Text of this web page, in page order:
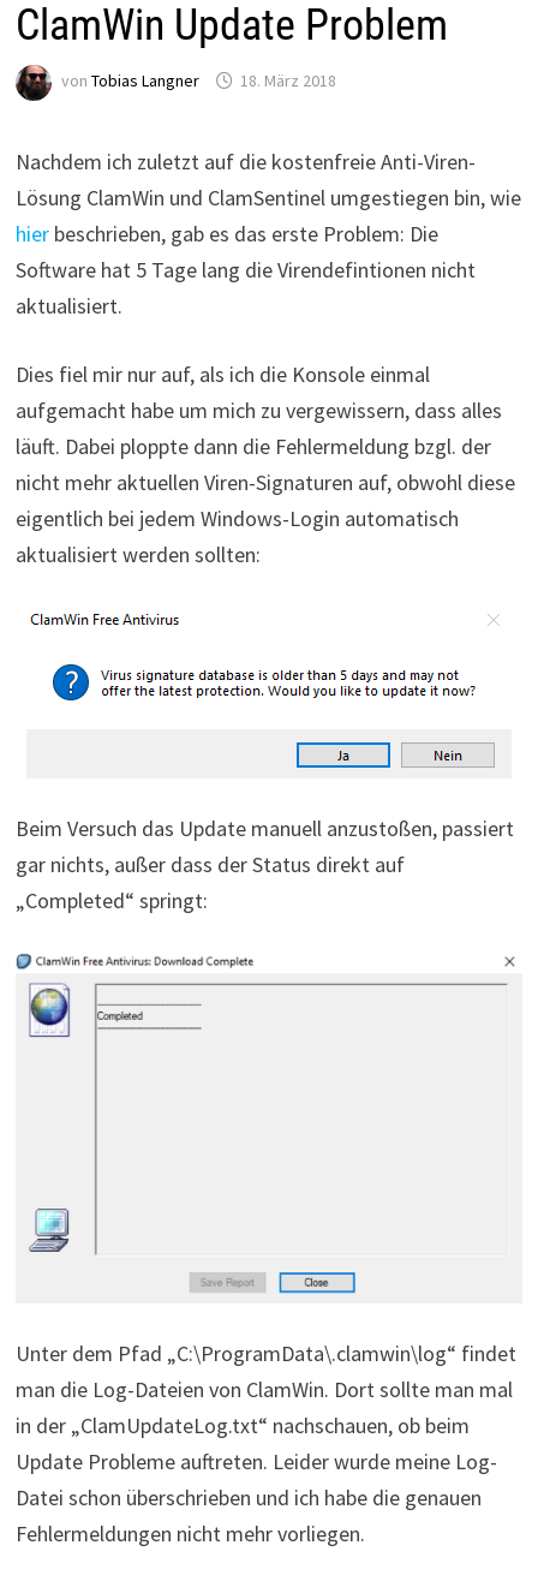
ClamWin Update Problem
von Tobias Langner 18. März 2018
Nachdem ich zuletzt auf die kostenfreie Anti-Viren-
Lösung ClamWin und ClamSentinel umgestiegen bin, wie
hierbeschrieben, gab es das erste Problem: Die
Software hat 5 Tage lang die Virendefintionen nicht
aktualisiert.
Dies fiel mir nur auf, als ich die Konsole einmal
aufgemacht habe um mich zu vergewissern, dass alles
läuft. Dabei ploppte dann die Fehlermeldung bzgl. der
nicht mehr aktuellen Viren-Signaturen auf, obwohl diese
eigentlich bei jedem Windows-Login automatisch
aktualisiert werden sollten:
Beim Versuch das Update manuell anzustoßen, passiert
gar nichts, außer dass der Status direkt auf
„Completed“ springt:
Unter dem Pfad „C:\ProgramData\.clamwin\log“ findet
man die Log-Dateien von ClamWin. Dort sollte man mal
in der „ClamUpdateLog.txt“ nachschauen, ob beim
Update Probleme auftreten. Leider wurde meine Log-
Datei schon überschrieben und ich habe die genauen
Fehlermeldungen nicht mehr vorliegen.